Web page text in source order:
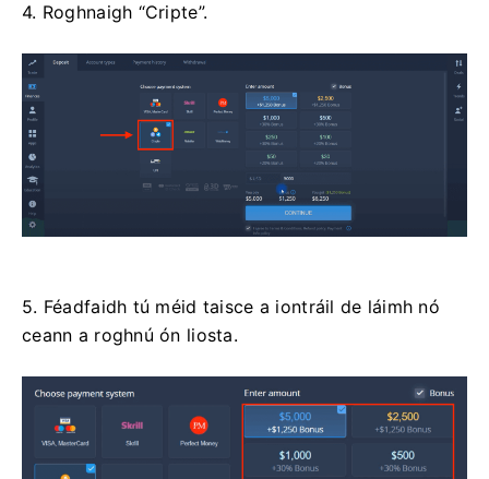
4. Roghnaigh “Cripte”.
5. Féadfaidh tú méid taisce a iontráil de láimh nó
ceann a roghnú ón liosta.